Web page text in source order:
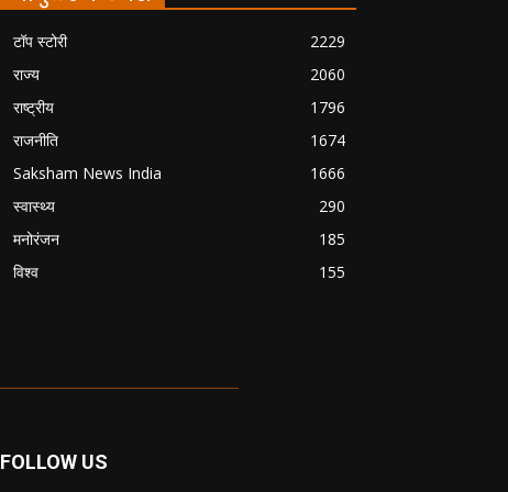
टॉप स्टोरी
2229
राज्य
2060
राष्ट्रीय
1796
राजनीति
1674
Saksham News India
1666
स्वास्थ्य
290
मनोरंजन
185
विश्व
155
FOLLOW US